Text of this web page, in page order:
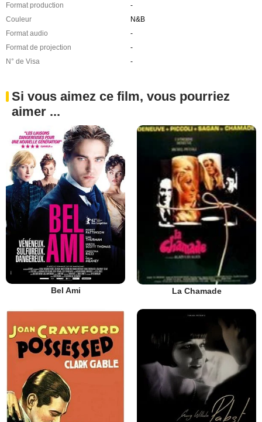
Format production
-
Couleur
N&B
Format audio
-
Format de projection
-
N° de Visa
-
Si vous aimez ce film, vous pourriez
aimer ...
Bel Ami La Chamade